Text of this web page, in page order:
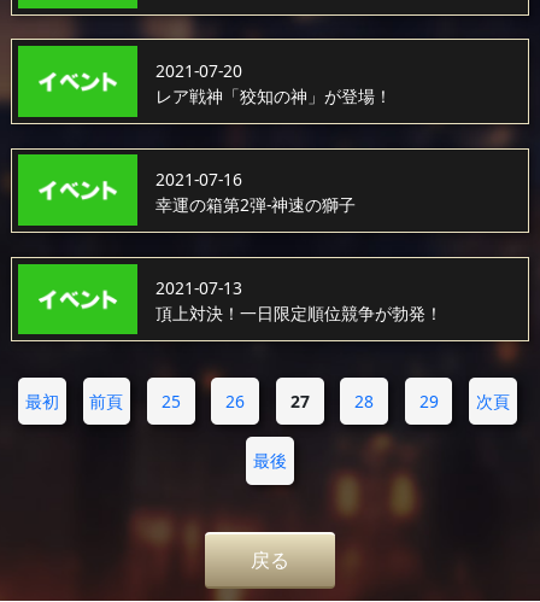
2021-07-20
レア戦神「狡知の神」が登場！
2021-07-16
幸運の箱第2弾-神速の獅子
2021-07-13
頂上対決！一日限定順位競争が勃発！
最初 前頁 25 26 27 28 29 次頁
最後
戻る